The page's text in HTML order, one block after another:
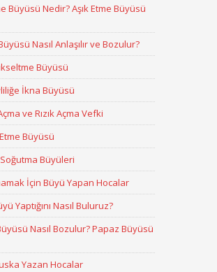
Büyüsü Nedir? Aşık Etme Büyüsü
Nasıl Anlaşılır ve Bozulur?
Büyüsü
İkna Büyüsü
ve Rızık Açma Vefki
Büyüsü
Büyüleri
İçin Büyü Yapan Hocalar
Yaptığını Nasıl Buluruz?
Nasıl Bozulur? Papaz Büyüsü
Yazan Hocalar